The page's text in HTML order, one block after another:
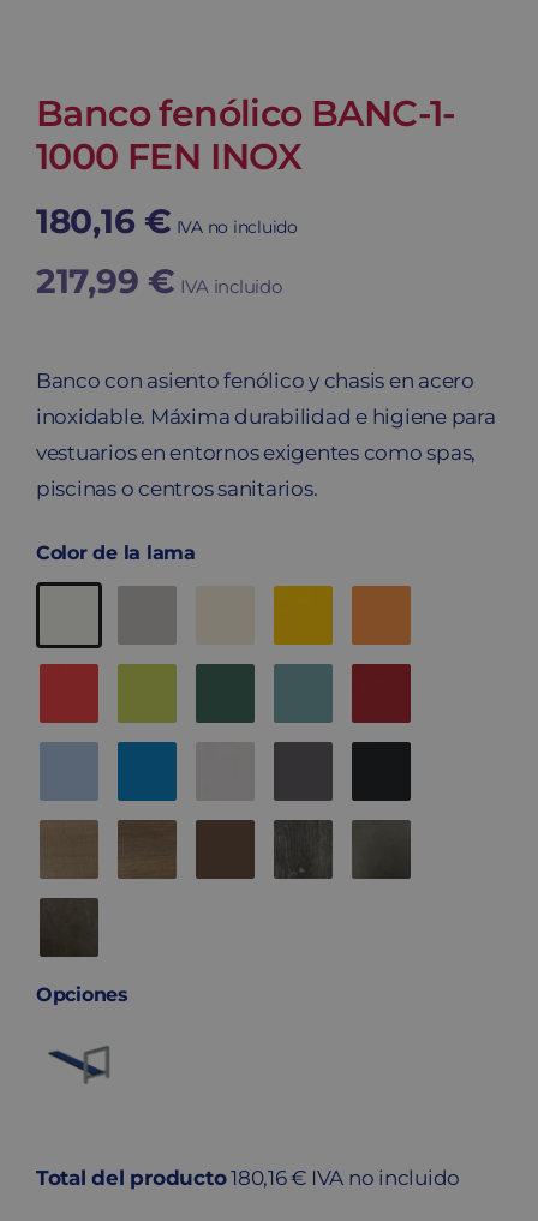
Banco fenólico BANC-1-
1000 FEN INOX
180,16 € IVA no incluido
217,99 € IVA incluido
Banco con asiento fenólico y chasis en acero
inoxidable. Máxima durabilidad e higiene para
vestuarios en entornos exigentes como spas,
piscinas o centros sanitarios.
Color de la lama
Opciones
Total del producto180,16 € IVA no incluido